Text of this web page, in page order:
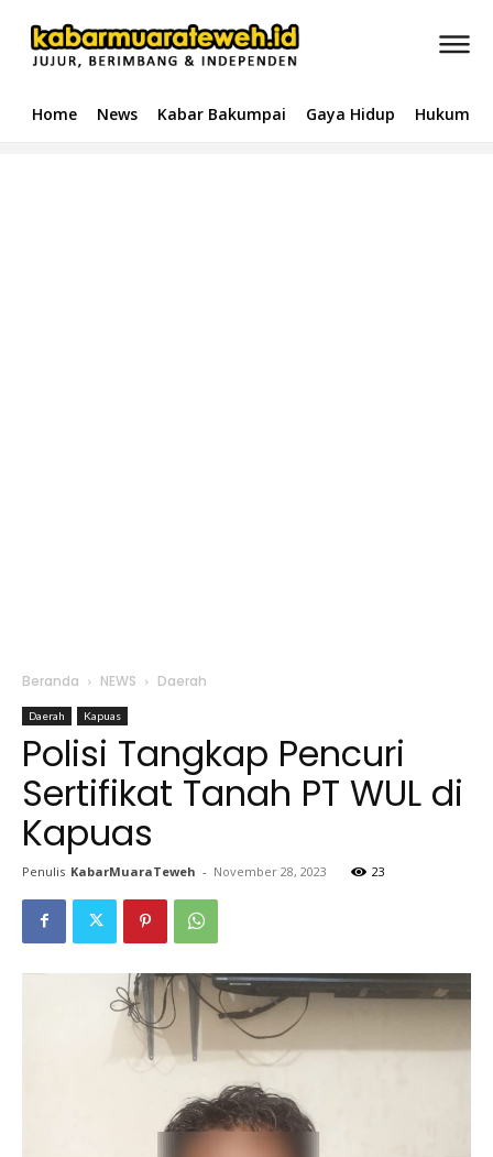
Home News Kabar Bakumpai Gaya Hidup Hukum &
Beranda NEWS Daerah
Daerah Kapuas
Polisi Tangkap Pencuri
Sertifikat Tanah PT WUL di
Kapuas
Penulis KabarMuaraTeweh - November 28, 2023 23